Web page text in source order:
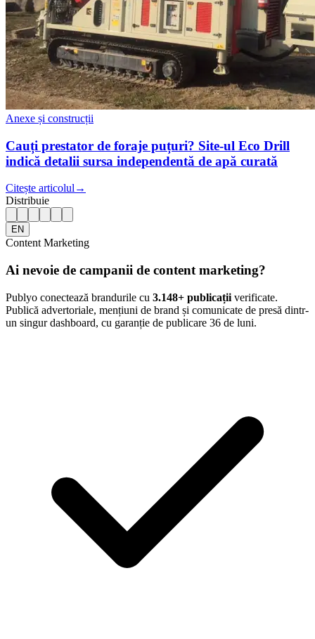
Anexe și construcții
Cauți prestator de foraje puțuri? Site-ul Eco Drill
indică detalii sursa independentă de apă curată
Citește articolul →
Distribuie
EN
Content Marketing
Ai nevoie de campanii de content marketing?
Publyo conectează brandurile cu 3.148+ publicații verificate.
Publică advertoriale, mențiuni de brand și comunicate de presă dintr-
un singur dashboard, cu garanție de publicare 36 de luni.